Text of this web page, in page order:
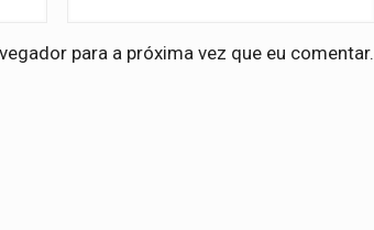
para a próxima vez que eu comentar.